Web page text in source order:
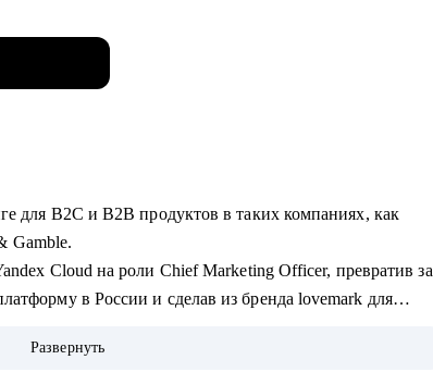
для B2C и B2B продуктов в таких компаниях, как
Gamble.
Cloud на роли Сhief Marketing Officer, превратив за
в России и сделав из бренда lovemark для
и языка инженеров и разработчиков и умею
Развернуть